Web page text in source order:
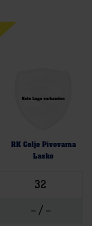
RK Celje Pivovarna
Lasko
32
– / –